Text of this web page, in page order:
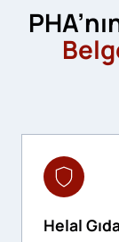
Helal